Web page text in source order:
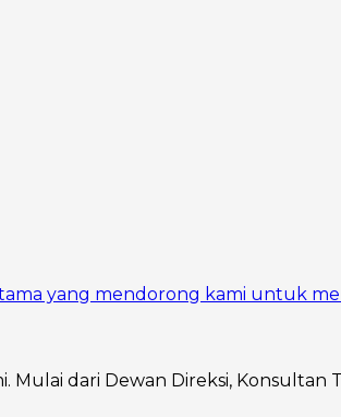
yang mendorong kami untuk
dari Dewan Direksi, Konsultan